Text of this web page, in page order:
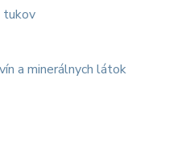
tukov
a minerálnych látok